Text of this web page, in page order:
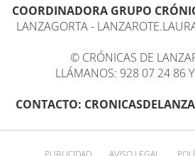
COORDINADORA GRUPO
LANZAGORTA -
© CRÓNICAS DE
LLÁMANOS: 928 07 24 86
CONTACTO: